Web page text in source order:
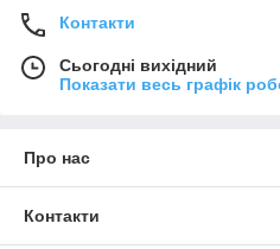
Контакти
Сьогодні вихідний
Показати весь графік
Про нас
Контакти